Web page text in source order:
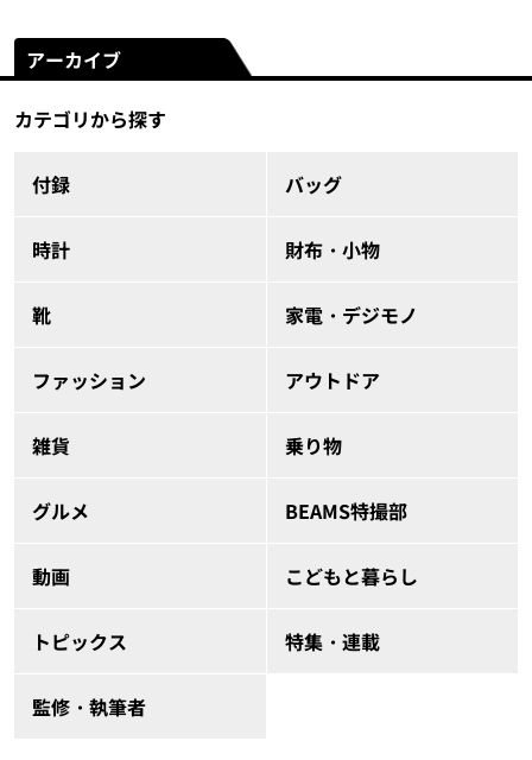
アーカイブ
カテゴリから探す
付録 バッグ
時計 財布・小物
靴 家電・デジモノ
ファッション アウトドア
雑貨 乗り物
グルメ BEAMS特撮部
動画 こどもと暮らし
トピックス 特集・連載
監修・執筆者